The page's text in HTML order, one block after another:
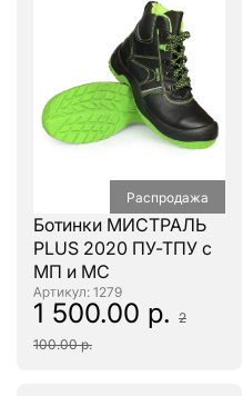
Распродажа
Ботинки МИСТРАЛЬ
PLUS 2020 ПУ-ТПУ с
МП и МС
: 1279
1 500.00 р. 2
100.00 р.